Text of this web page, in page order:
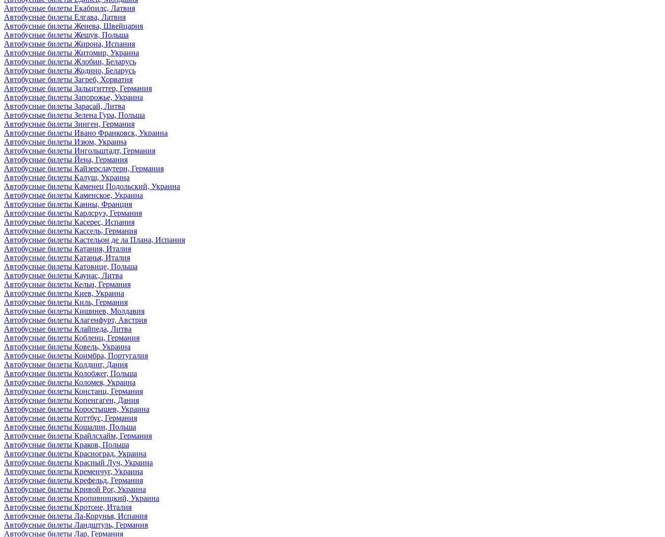
Автобусные билеты Екабпилс, Латвия
Автобусные билеты Елгава, Латвия
Автобусные билеты Женева, Швейцария
Автобусные билеты Жешув, Польша
Автобусные билеты Жирона, Испания
Автобусные билеты Житомир, Украина
Автобусные билеты Жлобин, Беларусь
Автобусные билеты Жодино, Беларусь
Автобусные билеты Загреб, Хорватия
Автобусные билеты Зальцгиттер, Германия
Автобусные билеты Запорожье, Украина
Автобусные билеты Зарасай, Литва
Автобусные билеты Зелена Гура, Польша
Автобусные билеты Зинген, Германия
Автобусные билеты Ивано Франковск, Украина
Автобусные билеты Изюм, Украина
Автобусные билеты Ингольштадт, Германия
Автобусные билеты Йена, Германия
Автобусные билеты Кайзерслаутерн, Германия
Автобусные билеты Калуш, Украина
Автобусные билеты Каменец Подольский, Украина
Автобусные билеты Каменское, Украина
Автобусные билеты Канны, Франция
Автобусные билеты Карлсруэ, Германия
Автобусные билеты Касерес, Испания
Автобусные билеты Кассель, Германия
Автобусные билеты Кастельон де ла Плана, Испания
Автобусные билеты Катания, Италия
Автобусные билеты Катанья, Италия
Автобусные билеты Катовице, Польша
Автобусные билеты Каунас, Литва
Автобусные билеты Кельн, Германия
Автобусные билеты Киев, Украина
Автобусные билеты Киль, Германия
Автобусные билеты Кишинев, Молдавия
Автобусные билеты Клагенфурт, Австрия
Автобусные билеты Клайпеда, Литва
Автобусные билеты Кобленц, Германия
Автобусные билеты Ковель, Украина
Автобусные билеты Коимбра, Португалия
Автобусные билеты Колдинг, Дания
Автобусные билеты Колобжег, Польша
Автобусные билеты Коломея, Украина
Автобусные билеты Констанц, Германия
Автобусные билеты Копенгаген, Дания
Автобусные билеты Коростышев, Украина
Автобусные билеты Коттбус, Германия
Автобусные билеты Кошалин, Польша
Автобусные билеты Крайлсхайм, Германия
Автобусные билеты Краков, Польша
Автобусные билеты Красноград, Украина
Автобусные билеты Красный Луч, Украина
Автобусные билеты Кременчуг, Украина
Автобусные билеты Крефельд, Германия
Автобусные билеты Кривой Рог, Украина
Автобусные билеты Кропивницкий, Украина
Автобусные билеты Кротоне, Италия
Автобусные билеты Ла-Корунья, Испания
Автобусные билеты Ландштуль, Германия
Автобусные билеты Лар, Германия